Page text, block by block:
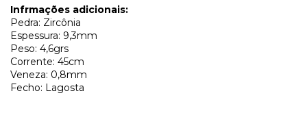
Infrmações adicionais:
Pedra: Zircônia
Espessura: 9,3mm
Peso: 4,6grs
Corrente: 45cm
Veneza: 0,8mm
Fecho: Lagosta